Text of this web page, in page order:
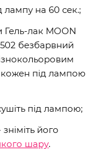
лампу на 60 сек.;
лак MOON
безбарвний
під лампою
під лампою;
його
шару.